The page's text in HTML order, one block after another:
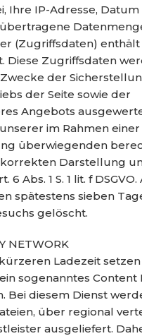
Ihre IP-Adresse,
(Zugriffsdaten)
Diese Zugriffsdaten
der
der Seite sowie der
Angebots
im Rahmen einer
überwiegenden
Darstellung
Abs. 1 S. 1 lit. f DSGVO.
spätestens sieben
gelöscht.
NETWORK
Ladezeit
sogenanntes Content
Bei diesem Dienst
über regional
ausgeliefert.